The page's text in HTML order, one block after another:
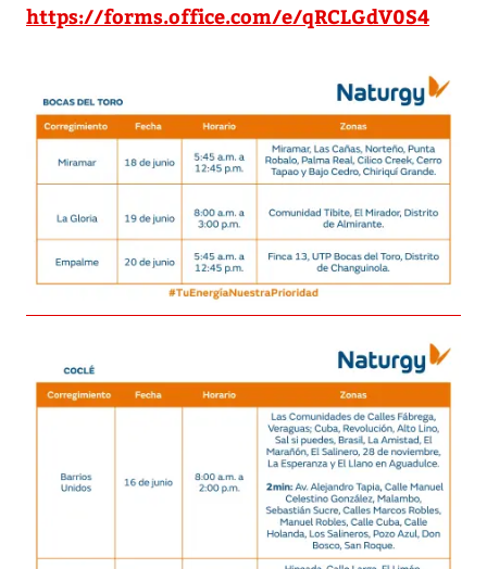
https://forms.office.com/e/qRCLGdV0S4